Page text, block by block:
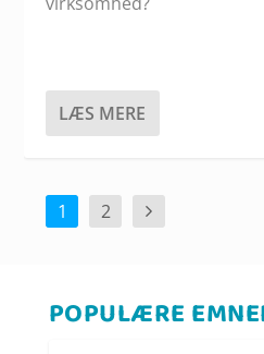
LÆS MERE
1 2
POPULÆRE